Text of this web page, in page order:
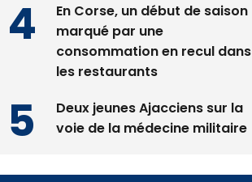
En Corse, un début de saison
marqué par une
consommation en recul dans
les restaurants
Deux jeunes Ajacciens sur la
voie de la médecine militaire